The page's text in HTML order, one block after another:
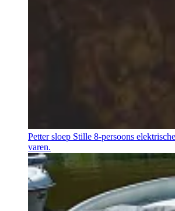
Petter sloep Stille 8-persoons
varen.